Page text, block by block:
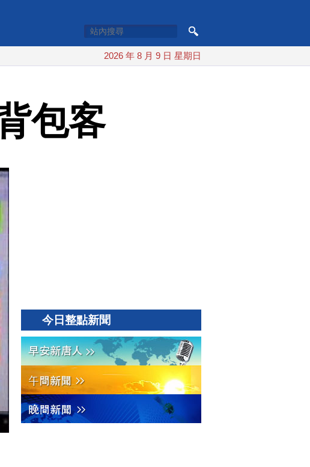
2026 年 8 月 9 日 星期日
包客
今日整點新聞